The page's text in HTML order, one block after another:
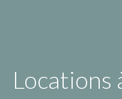
Locations